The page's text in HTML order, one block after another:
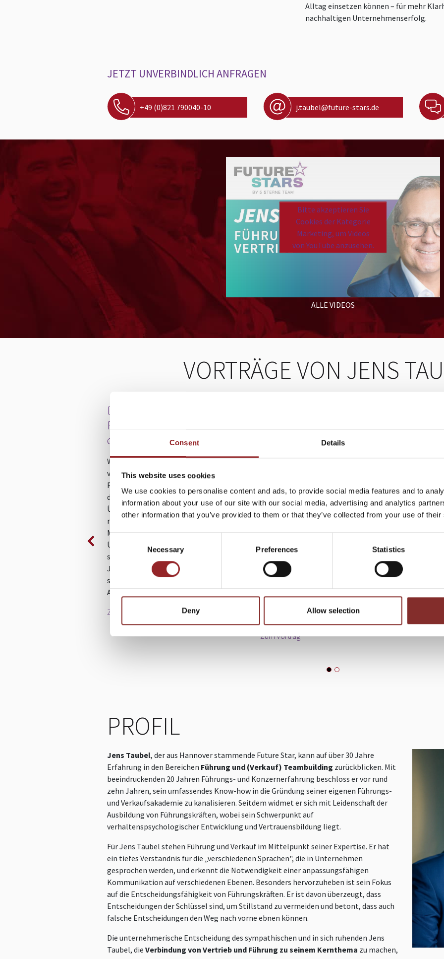
Consent Details
This website uses cookies
We use cookies to personalise content and ads, to provide social media features and to
information about your use of our site with our social media, advertising and analytics
other information that you’ve provided to them or that they’ve collected from your use of
Consent
Selection
Necessary Preferences Statistics
Deny Allow selection
Alltag einsetzen können – für mehr
nachhaltigen Unternehmenserfolg.
JETZT UNVERBINDLICH ANFRAGEN
+49 (0)821 790040-10 j.taubel@future-stars.de
Bitte akzeptieren Sie
Cookies der Kategorie
Marketing, um Videos
von YouTube anzusehen.
to view this YouTube content.
ALLE VIDEOS
VORTRÄGE VON JENS
Delegiere oder verliere!
Freiraum schaffen für
effektive Führung
Wer kennt nicht das Gefühl, von einer Flut
von Aufgaben, E-Mails und PowerPoint-
Präsentationen überrollt zu werden und
dem ständigen Druck und der
Überforderung, sowie Arbeitsbelastung
nicht gewachsen zu sein? Die Frage, wie
Menschen dem ständigen Druck und der
Überlastung standhalten können, haben
sich sicher schon viele gestellt. Future Star
Jens Taubel kennt solche Situationen aus
seinem früheren Arbeitsalltag in einem
Automobilkonzern nur zu gut.
Zum Vortrag
erfolgreiches Sales und
Mit mehr als 30 Jahren Führungserfahrung
praxiserprobtes Repertoire an Wissen
angeeignet. Im Fokus stand dabei immer
sein Engagement für den nachhaltigen
Verkauf. In der Begegnung mit dem
versierten Experten Jens Taubel erwartet
Vertriebskompetenz und
Führungserfahrung. Die breitgefächerten
Erfahrungen aus der Teamführung fließen
Trainings seiner eigenen Akademie ein.
Zum Vortrag
Future
nicht
betont
Taubel
Zum
PROFIL
Jens Taubel, der aus Hannover stammende Future Star, kann auf über 30 Jahre
Erfahrung in den Bereichen Führung und (Verkauf) Teambuilding zurückblicken. Mit
beeindruckenden 20 Jahren Führungs- und Konzernerfahrung beschloss er vor rund
zehn Jahren, sein umfassendes Know-how in die Gründung seiner eigenen Führungs-
und Verkaufsakademie zu kanalisieren. Seitdem widmet er sich mit Leidenschaft der
Ausbildung von Führungskräften, wobei sein Schwerpunkt auf
verhaltenspsychologischer Entwicklung und Vertrauensbildung liegt.
Für Jens Taubel stehen Führung und Verkauf im Mittelpunkt seiner Expertise. Er hat
ein tiefes Verständnis für die „verschiedenen Sprachen", die in Unternehmen
gesprochen werden, und erkennt die Notwendigkeit einer anpassungsfähigen
Kommunikation auf verschiedenen Ebenen. Besonders hervorzuheben ist sein Fokus
auf die Entscheidungsfähigkeit von Führungskräften. Er ist davon überzeugt, dass
Entscheidungen der Schlüssel sind, um Stillstand zu vermeiden und betont, dass auch
falsche Entscheidungen den Weg nach vorne ebnen können.
Die unternehmerische Entscheidung des sympathischen und in sich ruhenden Jens
Taubel, die Verbindung von Vertrieb und Führung zu seinem Kernthema zu machen,